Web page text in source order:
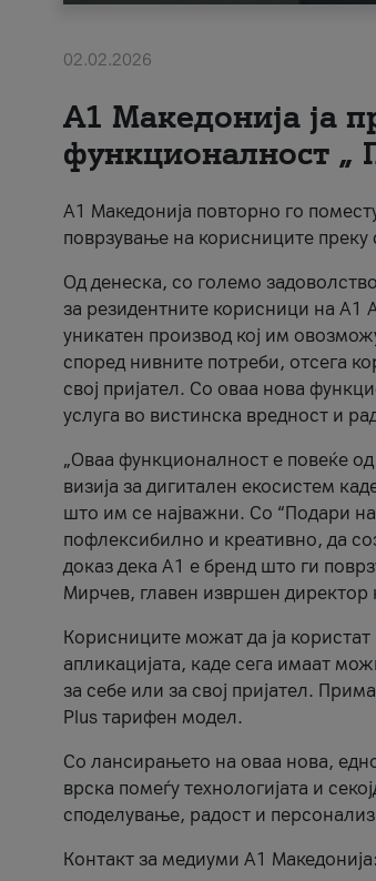
02.02.2026
А1 Македонија ја
функционалност „
А1 Македонија повторно го
поврзување на корисниците
Од денеска, со големо
за резидентните корисници на А1
уникатен производ кој им
според нивните потреби, отсега
свој пријател. Со оваа нова
услуга во вистинска вредност и
„Оваа функционалност е повеќе
визија за дигитален екосистем
што им се најважни. Со “Подари на
пофлексибилно и креативно, да
доказ дека А1 е бренд што ги
Мирчев, главен извршен директор
Корисниците можат да ја
апликацијата, каде сега имаат
за себе или за свој пријател.
Plus тарифен модел.
Со лансирањето на оваа нова,
врска помеѓу технологијата и
споделување, радост и
Контакт за медиуми А1 Македонија: